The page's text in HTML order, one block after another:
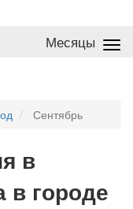
Месяцы
Сентябрь
в
в городе